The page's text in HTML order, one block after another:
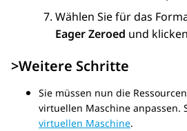
Wählen Sie für das
Eager Zeroed und
>Weitere Schritte
Sie müssen nun die
virtuellen Maschine anpassen.
virtuellen Maschine.